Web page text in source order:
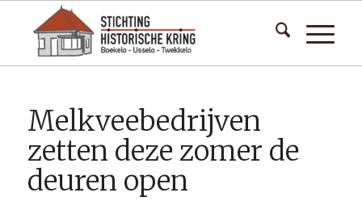
Melkveebedrijven
zetten deze zomer de
deuren open